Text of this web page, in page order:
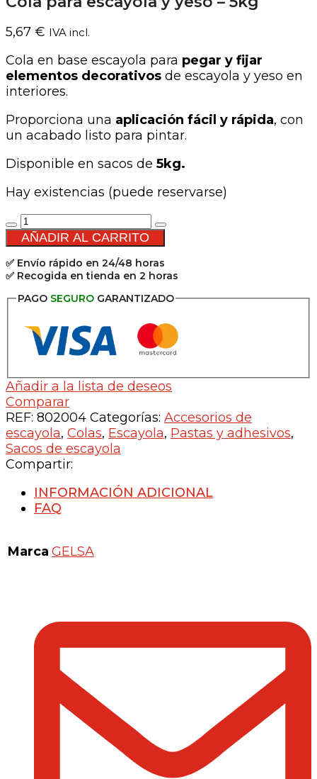
5,67 € IVA incl.
Cola en base escayola para pegar y fijar
elementos decorativos de escayola y yeso en
interiores.
Proporciona una aplicación fácil y rápida, con
un acabado listo para pintar.
Disponible en sacos de 5kg.
Hay existencias (puede reservarse)
Cola
para
escayola
y
yeso
-
cantidad
AÑADIR AL CARRITO
✅ Envío rápido en 24/48 horas
✅ Recogida en tienda en 2 horas
PAGO SEGUROGARANTIZADO
Añadir a la lista de deseos
Comparar
REF: 802004 Categorías: Accesorios de
escayola, Colas, Escayola, Pastas y adhesivos,
Sacos de escayola
Compartir:
INFORMACIÓN ADICIONAL
FAQ
Marca GELSA